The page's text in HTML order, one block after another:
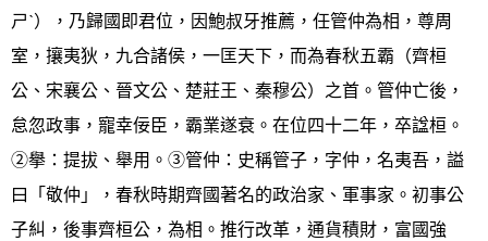
ㄕˋ），乃歸國即君位，因鮑叔牙推薦，任管仲為相，尊周
室，攘夷狄，九合諸侯，一匡天下，而為春秋五霸（齊桓
公、宋襄公、晉文公、楚莊王、秦穆公）之首。管仲亡後，
怠忽政事，寵幸佞臣，霸業遂衰。在位四十二年，卒諡桓。
②擧：提拔、舉用。③管仲：史稱管子，字仲，名夷吾，謚
曰「敬仲」，春秋時期齊國著名的政治家、軍事家。初事公
子糾，後事齊桓公，為相。推行改革，通貨積財，富國強